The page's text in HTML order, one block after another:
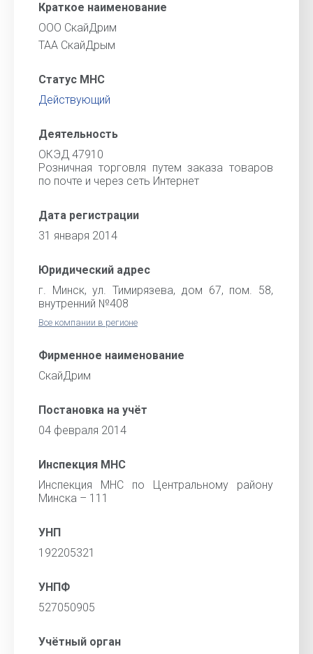
Краткое наименование
ООО СкайДрим
ТАА СкайДрым
Статус МНС
Действующий
Деятельность
ОКЭД 47910
Розничная торговля путем заказа товаров
по почте и через сеть Интернет
Дата регистрации
31 января 2014
Юридический адрес
г. Минск, ул. Тимирязева, дом 67, пом. 58,
внутренний №408
Все компании в регионе
Фирменное наименование
СкайДрим
Постановка на учёт
04 февраля 2014
Инспекция МНС
Инспекция МНС по Центральному району
Минска – 111
УНП
192205321
УНПФ
527050905
Учётный орган